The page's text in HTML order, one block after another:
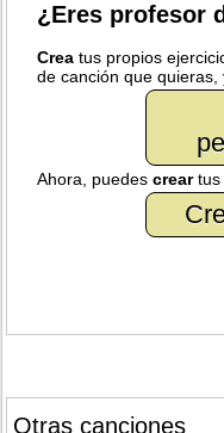
¿Eres profesor
Crea tus propios
de canción que
Ahora, puedescreartus
Otras canciones